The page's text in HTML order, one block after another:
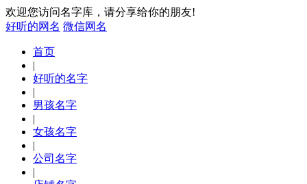
欢迎您访问名字库，请分享给你的朋友!
好听的网名 微信网名
首页
|
好听的名字
|
男孩名字
|
女孩名字
|
公司名字
|